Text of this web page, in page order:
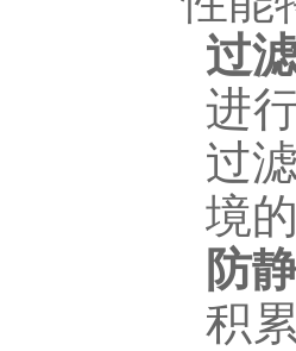
过
进
过
境
防
积